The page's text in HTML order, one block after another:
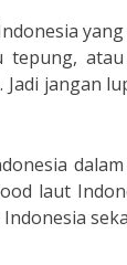
jangan
laut